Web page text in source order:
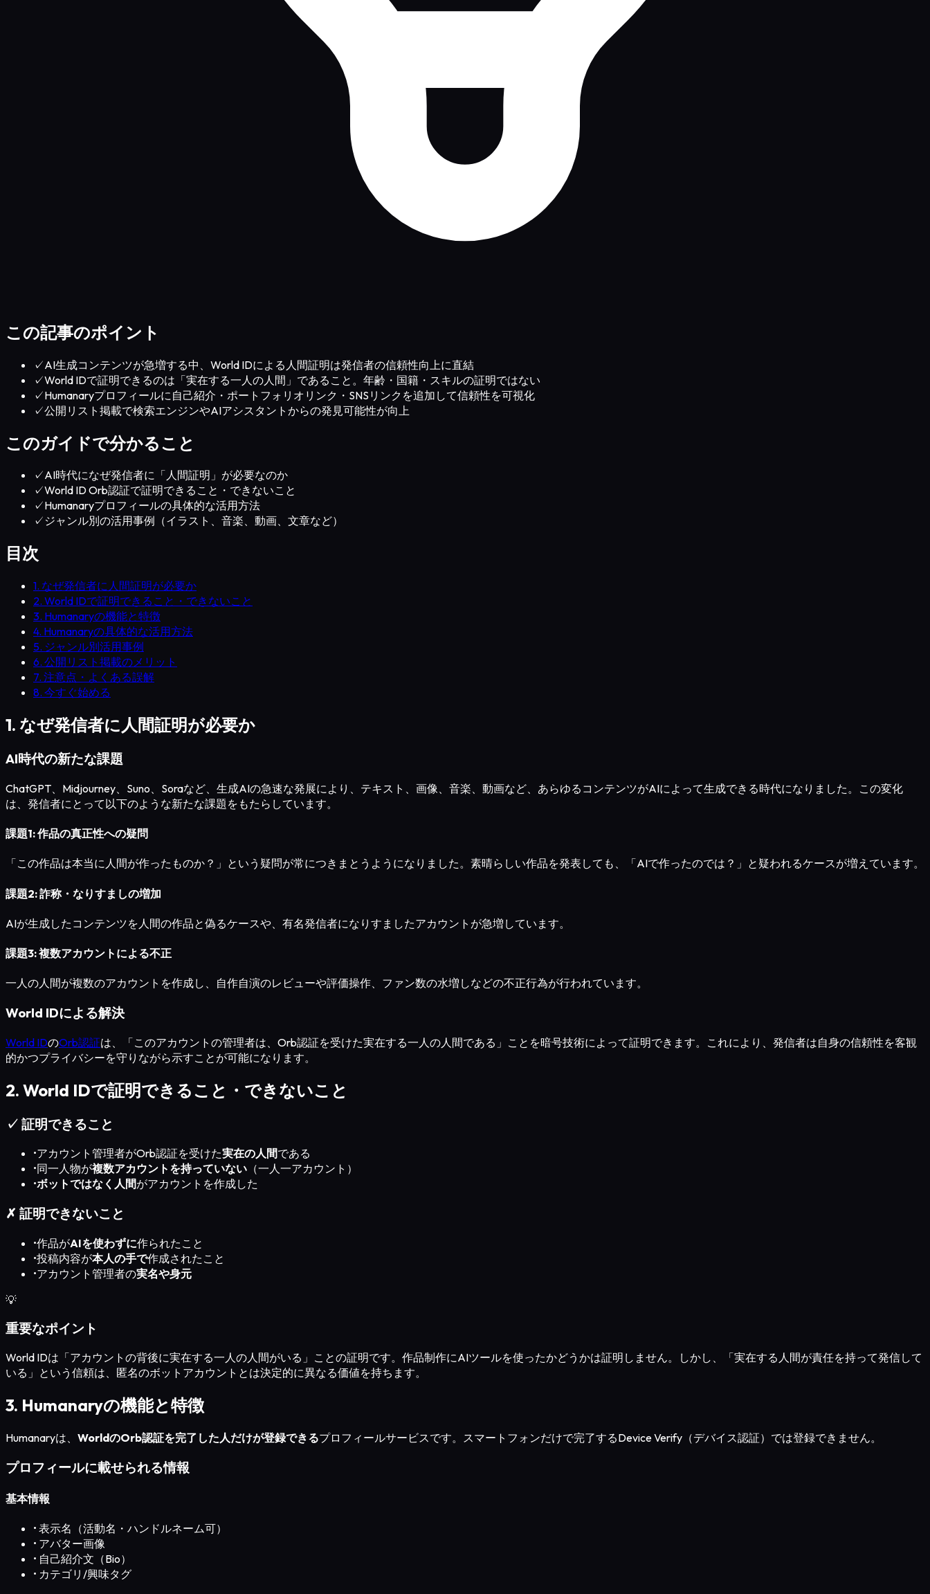
この記事のポイント
✓AI生成コンテンツが急増する中、World IDによる人間証明は発信者の信頼性向上に直結
✓World IDで証明できるのは「実在する一人の人間」であること。年齢・国籍・スキルの証明ではない
✓Humanaryプロフィールに自己紹介・ポートフォリオリンク・SNSリンクを追加して信頼性を可視化
✓公開リスト掲載で検索エンジンやAIアシスタントからの発見可能性が向上
このガイドで分かること
✓AI時代になぜ発信者に「人間証明」が必要なのか
✓World ID Orb認証で証明できること・できないこと
✓Humanaryプロフィールの具体的な活用方法
✓ ジャンル別の活用事例（イラスト、音楽、動画、文章など）
目次
1. なぜ発信者に人間証明が必要か
2. World IDで証明できること・できないこと
3. Humanaryの機能と特徴
4. Humanaryの具体的な活用方法
5. ジャンル別活用事例
6. 公開リスト掲載のメリット
7. 注意点・よくある誤解
8. 今すぐ始める
1. なぜ発信者に人間証明が必要か
AI時代の新たな課題
ChatGPT、Midjourney、Suno、Soraなど、生成AIの急速な発展により、テキスト、画像、音楽、動画など、あらゆるコンテンツがAIによって生成できる時代になりました。この変化
は、発信者にとって以下のような新たな課題をもたらしています。
課題1: 作品の真正性への疑問
「この作品は本当に人間が作ったものか？」という疑問が常につきまとうようになりました。素晴らしい作品を発表しても、「AIで作ったのでは？」と疑われるケースが増えています。
課題2: 詐称・なりすましの増加
AIが生成したコンテンツを人間の作品と偽るケースや、有名発信者になりすましたアカウントが急増しています。
課題3: 複数アカウントによる不正
一人の人間が複数のアカウントを作成し、自作自演のレビューや評価操作、ファン数の水増しなどの不正行為が行われています。
World IDによる解決
World IDのOrb認証は、「このアカウントの管理者は、Orb認証を受けた実在する一人の人間である」ことを暗号技術によって証明できます。これにより、発信者は自身の信頼性を客観
的かつプライバシーを守りながら示すことが可能になります。
2. World IDで証明できること・できないこと
✓ 証明できること
•アカウント管理者がOrb認証を受けた実在の人間である
•同一人物が複数アカウントを持っていない （一人一アカウント）
•ボットではなく人間がアカウントを作成した
✗ 証明できないこと
•作品がAIを使わずに作られたこと
•投稿内容が本人の手で作成されたこと
•アカウント管理者の実名や身元
💡
重要なポイント
World IDは「アカウントの背後に実在する一人の人間がいる」ことの証明です。作品制作にAIツールを使ったかどうかは証明しません。しかし、「実在する人間が責任を持って発信して
いる」という信頼は、匿名のボットアカウントとは決定的に異なる価値を持ちます。
3. Humanaryの機能と特徴
Humanaryは、 WorldのOrb認証を完了した人だけが登録できるプロフィールサービスです。スマートフォンだけで完了するDevice Verify（デバイス認証）では登録できません。
プロフィールに載せられる情報
基本情報
• 表示名（活動名・ハンドルネーム可）
• アバター画像
• 自己紹介文（Bio）
• カテゴリ/興味タグ